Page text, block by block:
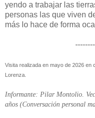
yendo a trabajar las
personas las que viven
más lo hace de forma
Visita realizada en mayo de 2026 en
Lorenza.
Informante: Pilar Montolio.
años (Conversación personal